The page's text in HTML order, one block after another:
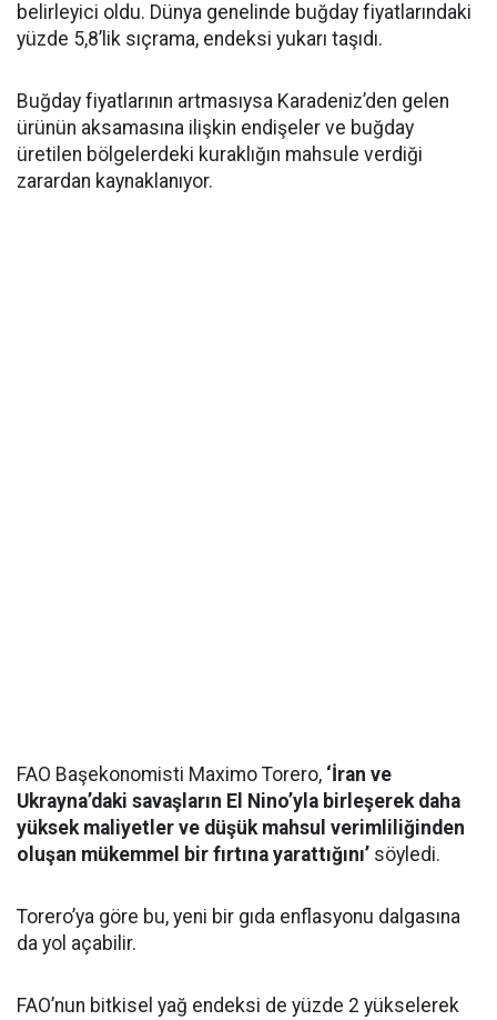
belirleyici oldu. Dünya genelinde buğday fiyatlarındaki
yüzde 5,8’lik sıçrama, endeksi yukarı taşıdı.
Buğday fiyatlarının artmasıysa Karadeniz’den gelen
ürünün aksamasına ilişkin endişeler ve buğday
üretilen bölgelerdeki kuraklığın mahsule verdiği
zarardan kaynaklanıyor.
FAO Başekonomisti Maximo Torero, ‘İran ve
Ukrayna’daki savaşların El Nino’yla birleşerek daha
yüksek maliyetler ve düşük mahsul verimliliğinden
oluşan mükemmel bir fırtına yarattığını’ söyledi.
Torero’ya göre bu, yeni bir gıda enflasyonu dalgasına
da yol açabilir.
FAO’nun bitkisel yağ endeksi de yüzde 2 yükselerek